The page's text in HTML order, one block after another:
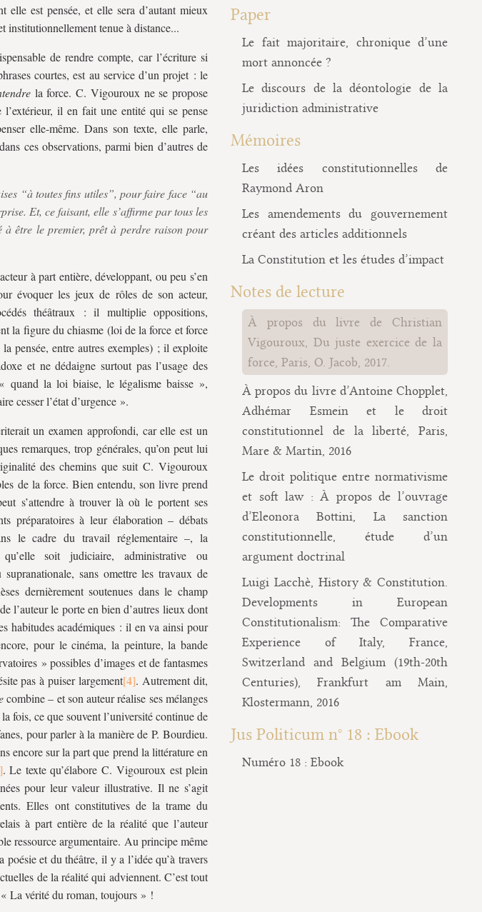
est pensée, et elle sera d’autant mieux
institutionnellement tenue à distance...
de rendre compte, car l’écriture si
courtes, est au service d’un projet : le
la force. C. Vigouroux ne se propose
l’extérieur, il en fait une entité qui se pense
elle-même. Dans son texte, elle parle,
ces observations, parmi bien d’autres de
“à toutes fins utiles”, pour faire face “au
Et, ce faisant, elle s’affirme par tous les
à être le premier, prêt à perdre raison pour
à part entière, développant, ou peu s’en
évoquer les jeux de rôles de son acteur,
théâtraux : il multiplie oppositions,
la figure du chiasme (loi de la force et force
pensée, entre autres exemples) ; il exploite
et ne dédaigne surtout pas l’usage des
quand la loi biaise, le légalisme baisse »,
cesser l’état d’urgence ».
un examen approfondi, car elle est un
remarques, trop générales, qu’on peut lui
des chemins que suit C. Vigouroux
de la force. Bien entendu, son livre prend
s’attendre à trouver là où le portent ses
préparatoires à leur élaboration – débats
le cadre du travail réglementaire –, la
soit judiciaire, administrative ou
sans omettre les travaux de
dernièrement soutenues dans le champ
l’auteur le porte en bien d’autres lieux dont
habitudes académiques : il en va ainsi pour
pour le cinéma, la peinture, la bande
» possibles d’images et de fantasmes
pas à puiser largement
. Autrement dit,
combine – et son auteur réalise ses mélanges
fois, ce que souvent l’université continue de
pour parler à la manière de P. Bourdieu.
encore sur la part que prend la littérature en
. Le texte qu’élabore C. Vigouroux est plein
pour leur valeur illustrative. Il ne s’agit
Elles ont constitutives de la trame du
à part entière de la réalité que l’auteur
ressource argumentaire. Au principe même
et du théâtre, il y a l’idée qu’à travers
de la réalité qui adviennent. C’est tout
La vérité du roman, toujours » !
Paper
Le fait majoritaire, chronique d’une
mort annoncée ?
Le discours de la déontologie de la
juridiction administrative
Mémoires
Les idées constitutionnelles de
Raymond Aron
Les amendements du gouvernement
créant des articles additionnels
La Constitution et les études d’impact
Notes de lecture
À propos du livre de Christian
Vigouroux, Du juste exercice de la
force, Paris, O. Jacob, 2017.
À propos du livre d’Antoine Chopplet,
Adhémar Esmein et le droit
constitutionnel de la liberté, Paris,
Mare & Martin, 2016
Le droit politique entre normativisme
et soft law : À propos de l’ouvrage
d’Eleonora Bottini, La sanction
constitutionnelle, étude d’un
argument doctrinal
Luigi Lacchè, History & Constitution.
Developments in European
Constitutionalism: The Comparative
Experience of Italy, France,
Switzerland and Belgium (19th-20th
Centuries), Frankfurt am Main,
Klostermann, 2016
Jus Politicum n° 18 : Ebook
Numéro 18 : Ebook